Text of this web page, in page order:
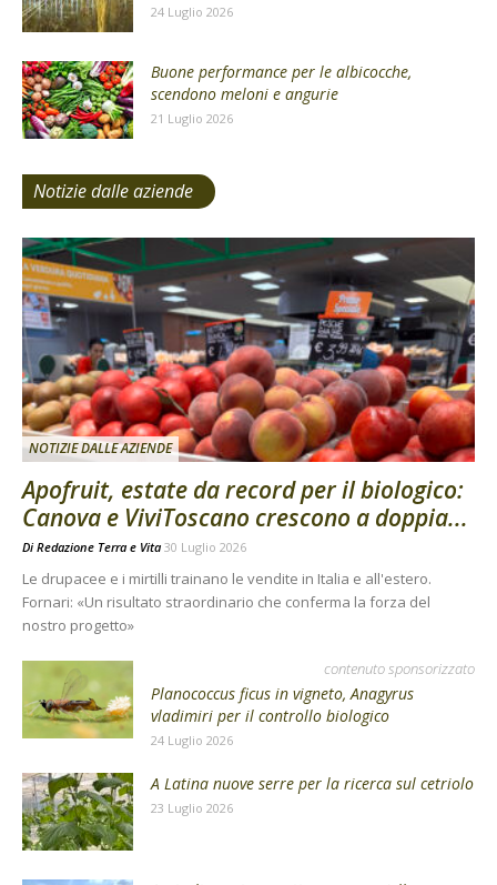
24 Luglio 2026
Buone performance per le albicocche,
scendono meloni e angurie
21 Luglio 2026
Notizie dalle aziende
NOTIZIE DALLE AZIENDE
Apofruit, estate da record per il biologico:
Canova e ViviToscano crescono a doppia...
Di Redazione Terra e Vita 30 Luglio 2026
Le drupacee e i mirtilli trainano le vendite in Italia e all'estero.
Fornari: «Un risultato straordinario che conferma la forza del
nostro progetto»
contenuto sponsorizzato
Planococcus ficus in vigneto, Anagyrus
vladimiri per il controllo biologico
24 Luglio 2026
A Latina nuove serre per la ricerca sul cetriolo
23 Luglio 2026